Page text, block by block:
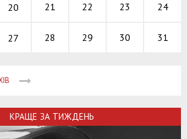
20 21 22 23 24
27 28 29 30 31
КРАЩЕ ЗА ТИЖДЕНЬ